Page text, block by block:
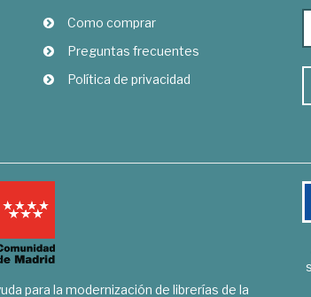
Como comprar
Preguntas frecuentes
Política de privacidad
para la modernización de librerías de la